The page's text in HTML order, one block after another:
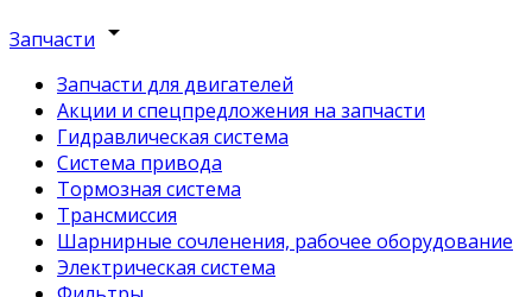
Запчасти arrow_drop_down
Запчасти для двигателей
Акции и спецпредложения на запчасти
Гидравлическая система
Система привода
Тормозная система
Трансмиссия
Шарнирные сочленения, рабочее оборудование
Электрическая система